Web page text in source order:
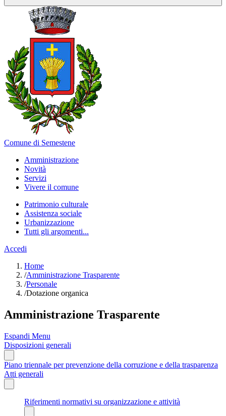
Comune di Semestene
Amministrazione
Novità
Servizi
Vivere il comune
Patrimonio culturale
Assistenza sociale
Urbanizzazione
Tutti gli argomenti...
Accedi
Home
/Amministrazione Trasparente
/Personale
/Dotazione organica
Amministrazione Trasparente
Espandi Menu
Disposizioni generali
Piano triennale per prevenzione della corruzione e della trasparenza
Atti generali
Riferimenti normativi su organizzazione e attività